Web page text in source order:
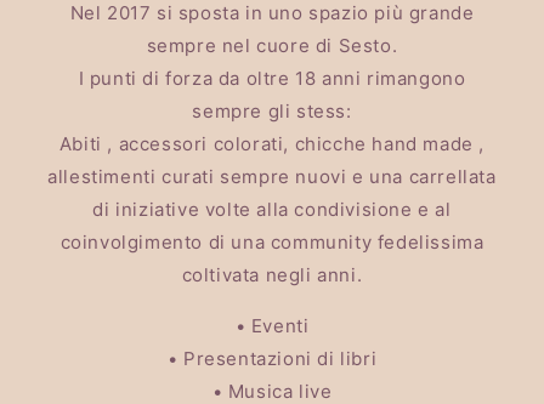
Nel 2017 si sposta in uno spazio più grande
sempre nel cuore di Sesto.
I punti di forza da oltre 18 anni rimangono
sempre gli stess:
Abiti , accessori colorati, chicche hand made ,
allestimenti curati sempre nuovi e una carrellata
di iniziative volte alla condivisione e al
coinvolgimento di una community fedelissima
coltivata negli anni.
• Eventi
• Presentazioni di libri
• Musica live